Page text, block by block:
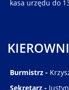
kasa urzędu do
Burmistrz -
Sekretarz -